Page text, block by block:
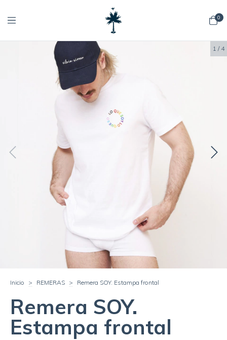
0
1 / 4
Inicio > REMERAS > Remera SOY. Estampa frontal
Remera SOY.
Estampa frontal